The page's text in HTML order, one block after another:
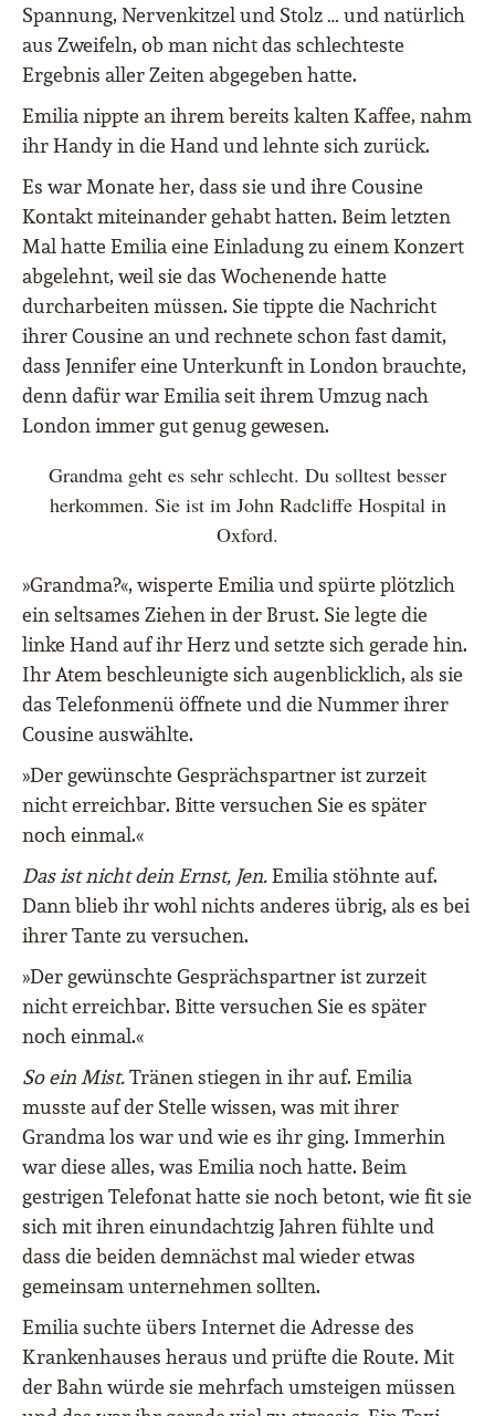
Spannung, Nervenkitzel und Stolz … und natürlich
aus Zweifeln, ob man nicht das schlechteste
Ergebnis aller Zeiten abgegeben hatte.
Emilia nippte an ihrem bereits kalten Kaffee, nahm
ihr Handy in die Hand und lehnte sich zurück.
Es war Monate her, dass sie und ihre Cousine
Kontakt miteinander gehabt hatten. Beim letzten
Mal hatte Emilia eine Einladung zu einem Konzert
abgelehnt, weil sie das Wochenende hatte
durcharbeiten müssen. Sie tippte die Nachricht
ihrer Cousine an und rechnete schon fast damit,
dass Jennifer eine Unterkunft in London brauchte,
denn dafür war Emilia seit ihrem Umzug nach
London immer gut genug gewesen.
Grandma geht es sehr schlecht. Du solltest besser
herkommen. Sie ist im John Radcliffe Hospital in
Oxford.
»Grandma?«, wisperte Emilia und spürte plötzlich
ein seltsames Ziehen in der Brust. Sie legte die
linke Hand auf ihr Herz und setzte sich gerade hin.
Ihr Atem beschleunigte sich augenblicklich, als sie
das Telefonmenü öffnete und die Nummer ihrer
Cousine auswählte.
»Der gewünschte Gesprächspartner ist zurzeit
nicht erreichbar. Bitte versuchen Sie es später
noch einmal.«
Das ist nicht dein Ernst, Jen.Emilia stöhnte auf.
Dann blieb ihr wohl nichts anderes übrig, als es bei
ihrer Tante zu versuchen.
»Der gewünschte Gesprächspartner ist zurzeit
nicht erreichbar. Bitte versuchen Sie es später
noch einmal.«
So ein Mist.Tränen stiegen in ihr auf. Emilia
musste auf der Stelle wissen, was mit ihrer
Grandma los war und wie es ihr ging. Immerhin
war diese alles, was Emilia noch hatte. Beim
gestrigen Telefonat hatte sie noch betont, wie fit sie
sich mit ihren einundachtzig Jahren fühlte und
dass die beiden demnächst mal wieder etwas
gemeinsam unternehmen sollten.
Emilia suchte übers Internet die Adresse des
Krankenhauses heraus und prüfte die Route. Mit
der Bahn würde sie mehrfach umsteigen müssen